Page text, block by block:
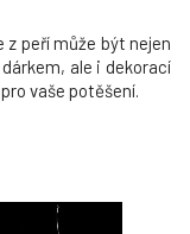
z peří může být nejen
ale i dekorací
vaše potěšení.